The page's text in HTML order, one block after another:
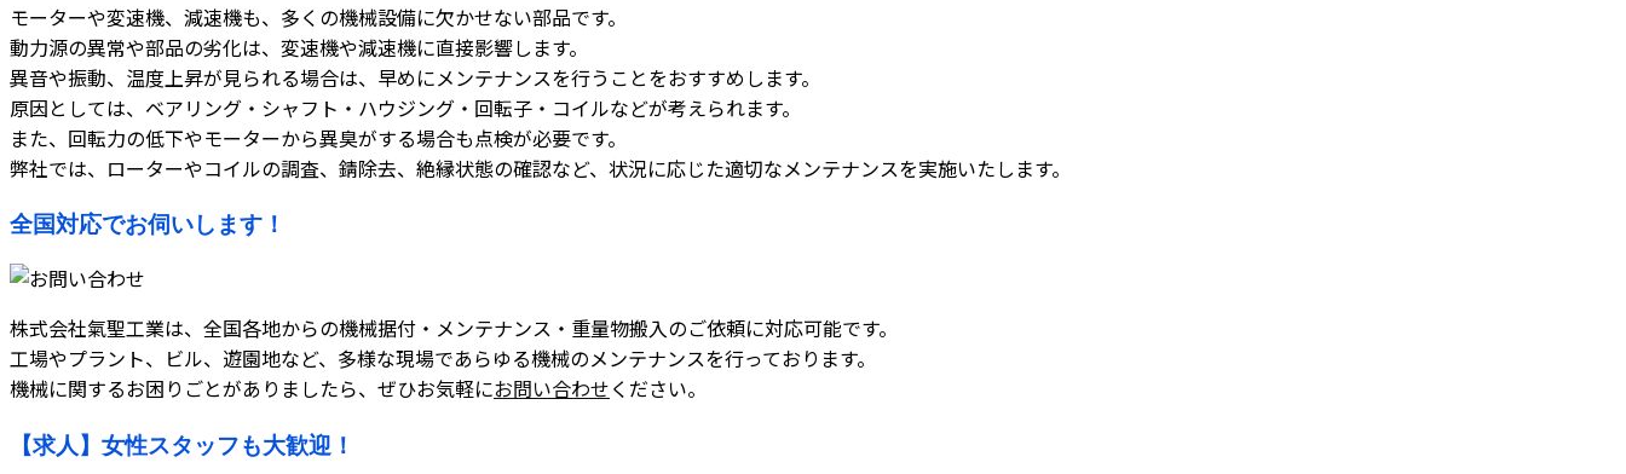
モーターや変速機、減速機も、多くの機械設備に欠かせない部品です。
動力源の異常や部品の劣化は、変速機や減速機に直接影響します。
異音や振動、温度上昇が見られる場合は、早めにメンテナンスを行うことをおすすめします。
原因としては、ベアリング・シャフト・ハウジング・回転子・コイルなどが考えられます。
また、回転力の低下やモーターから異臭がする場合も点検が必要です。
弊社では、ローターやコイルの調査、錆除去、絶縁状態の確認など、状況に応じた適切なメンテナンスを実施いたします。
全国対応でお伺いします！
株式会社氣聖工業は、全国各地からの機械据付・メンテナンス・重量物搬入のご依頼に対応可能です。
工場やプラント、ビル、遊園地など、多様な現場であらゆる機械のメンテナンスを行っております。
機械に関するお困りごとがありましたら、ぜひお気軽にお問い合わせください。
【求人】女性スタッフも大歓迎！